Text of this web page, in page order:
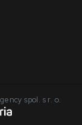
spol. s r. o.